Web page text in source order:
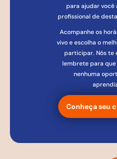
para ajudar você
profissional de
Acompanhe os
vivo e escolha o
participar. Nós te
lembrete para
nenhuma
Conheça seu